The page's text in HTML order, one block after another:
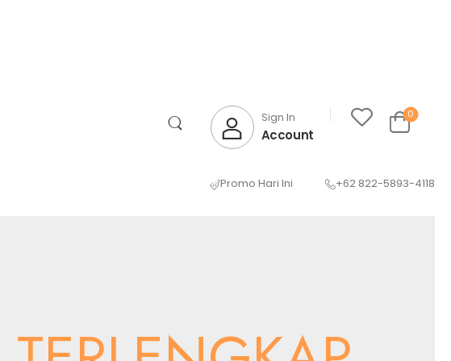
Sign In
Account
0
Promo Hari Ini +62 822-5893-4118